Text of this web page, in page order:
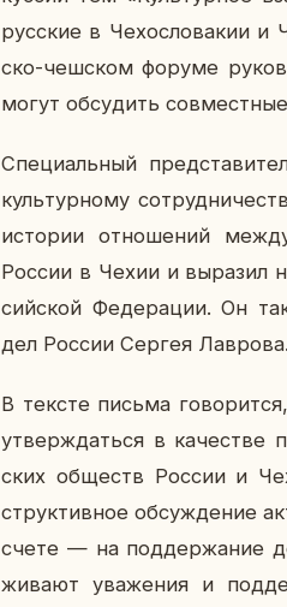
рус­ские в Че­хо­сло­ва­кии
ско-чеш­ском форуме
могут об­су­дить
Спе­ци­аль­ный
куль­тур­но­му
ис­то­рии от­но­ше­ний
России в Чехии и вы­ра­зил
сий­ской Фе­де­ра­ции. Он
дел России Сергея Лав­ро­ва.
В тексте письма
утвер­ждать­ся в ка­че­стве
ских об­ществ России и
струк­тив­ное об­суж­де­ние
счете — на под­дер­жа­ние
жи­ва­ют ува­же­ния и